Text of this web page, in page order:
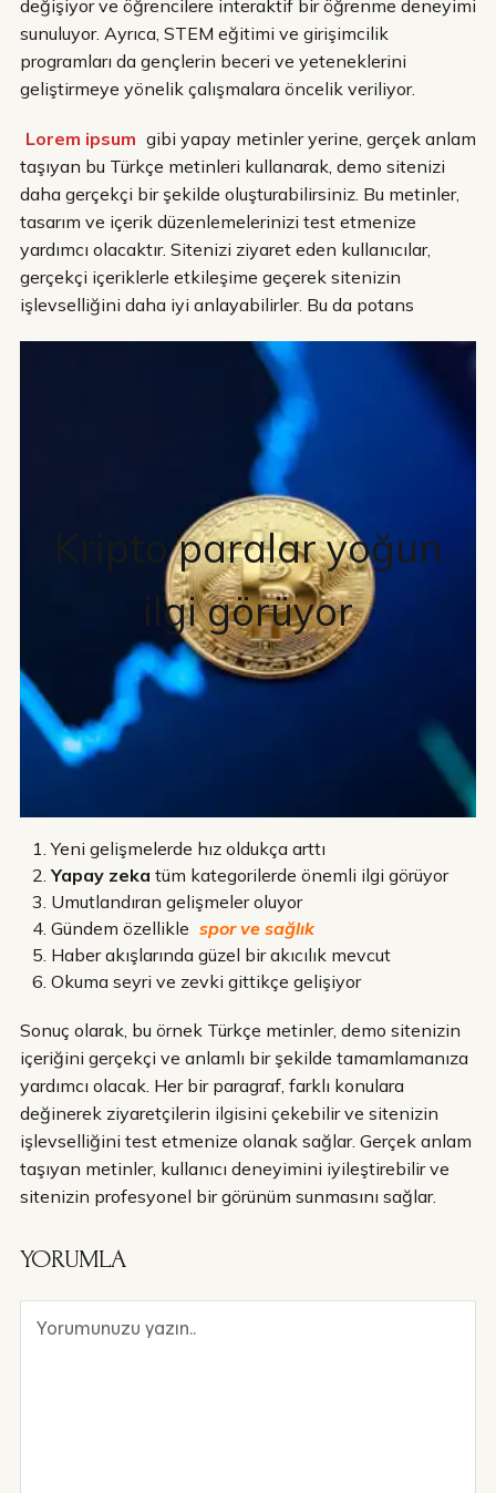
değişiyor ve öğrencilere interaktif bir öğrenme deneyimi
sunuluyor. Ayrıca, STEM eğitimi ve girişimcilik
programları da gençlerin beceri ve yeteneklerini
geliştirmeye yönelik çalışmalara öncelik veriliyor.
Lorem ipsum gibi yapay metinler yerine, gerçek anlam
taşıyan bu Türkçe metinleri kullanarak, demo sitenizi
daha gerçekçi bir şekilde oluşturabilirsiniz. Bu metinler,
tasarım ve içerik düzenlemelerinizi test etmenize
yardımcı olacaktır. Sitenizi ziyaret eden kullanıcılar,
gerçekçi içeriklerle etkileşime geçerek sitenizin
işlevselliğini daha iyi anlayabilirler. Bu da potans
Kripto paralar yoğun
ilgi görüyor
Yeni gelişmelerde hız oldukça arttı
Yapay zeka tüm kategorilerde önemli ilgi görüyor
Umutlandıran gelişmeler oluyor
Gündem özellikle spor ve sağlık
Haber akışlarında güzel bir akıcılık mevcut
Okuma seyri ve zevki gittikçe gelişiyor
Sonuç olarak, bu örnek Türkçe metinler, demo sitenizin
içeriğini gerçekçi ve anlamlı bir şekilde tamamlamanıza
yardımcı olacak. Her bir paragraf, farklı konulara
değinerek ziyaretçilerin ilgisini çekebilir ve sitenizin
işlevselliğini test etmenize olanak sağlar. Gerçek anlam
taşıyan metinler, kullanıcı deneyimini iyileştirebilir ve
sitenizin profesyonel bir görünüm sunmasını sağlar.
YORUMLA